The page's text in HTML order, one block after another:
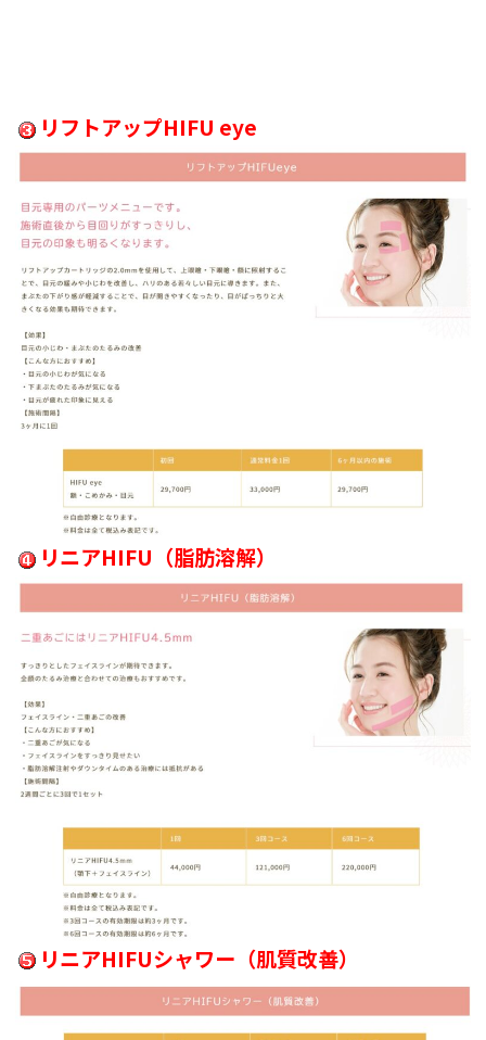
リフトアップHIFU eye
リニアHIFU（脂肪溶解）
リニアHIFUシャワー（肌質改善）